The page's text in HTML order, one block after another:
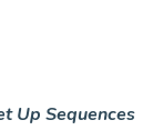
Up Sequences